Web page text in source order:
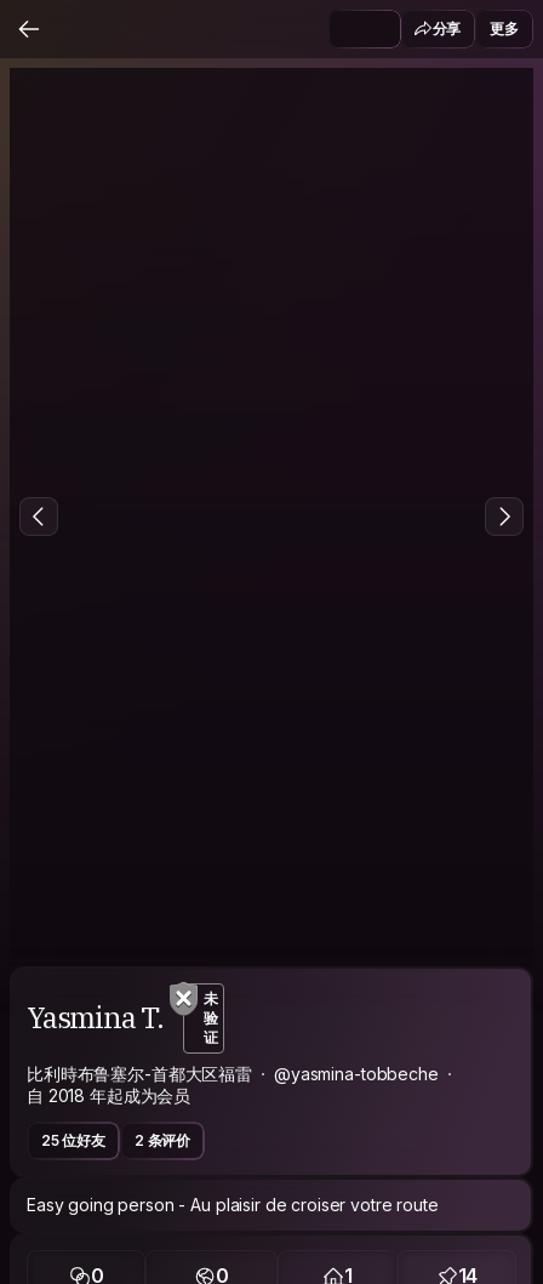
分享 更多
Yasmina T.
未
验
证
比利時布鲁塞尔-首都大区福雷
@yasmina-tobbeche
自 2018 年起成为会员
25 位好友 2 条评价
Easy going person - Au plaisir de croiser votre route
0 0 1 14